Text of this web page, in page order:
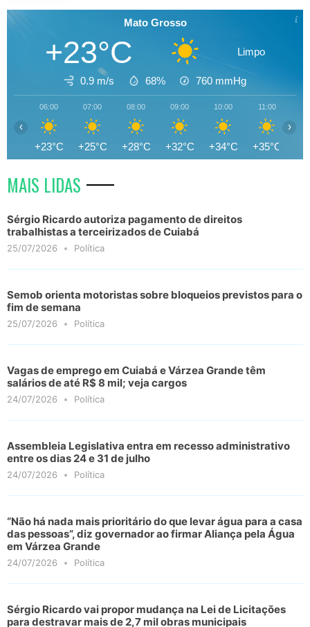
Mato Grosso
+23°C Limpo
0.9 m/s 68% 760 mmHg
06:00
+23°C
07:00
+25°C
08:00
+28°C
09:00
+32°C
10:00
+34°C
11:00
+35°C
‹ ›
MAIS LIDAS
Sérgio Ricardo autoriza pagamento de direitos
trabalhistas a terceirizados de Cuiabá
25/07/2026 Política
Semob orienta motoristas sobre bloqueios previstos para o
fim de semana
25/07/2026 Política
Vagas de emprego em Cuiabá e Várzea Grande têm
salários de até R$ 8 mil; veja cargos
24/07/2026 Política
Assembleia Legislativa entra em recesso administrativo
entre os dias 24 e 31 de julho
24/07/2026 Política
“Não há nada mais prioritário do que levar água para a casa
das pessoas”, diz governador ao firmar Aliança pela Água
em Várzea Grande
24/07/2026 Política
Sérgio Ricardo vai propor mudança na Lei de Licitações
para destravar mais de 2,7 mil obras municipais